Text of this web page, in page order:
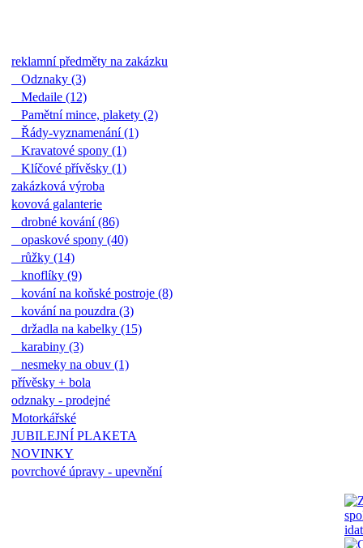
reklamní předměty na zakázku
Odznaky (3)
Medaile (12)
Pamětní mince, plakety (2)
Řády-vyznamenání (1)
Kravatové spony (1)
Klíčové přívěsky (1)
zakázková výroba
kovová galanterie
drobné kování (86)
opaskové spony (40)
růžky (14)
knoflíky (9)
kování na koňské postroje (8)
kování na pouzdra (3)
držadla na kabelky (15)
karabiny (3)
nesmeky na obuv (1)
přívěsky + bola
odznaky - prodejné
Motorkářské
JUBILEJNÍ PLAKETA
NOVINKY
povrchové úpravy - upevnění